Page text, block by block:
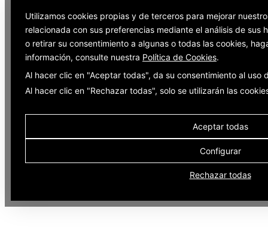
Utilizamos cookies propias y de terceros para mejorar
relacionada con sus preferencias mediante el análisis de sus
o retirar su consentimiento a algunas o todas las cookies,
información, consulte nuestra Política de Cookies.
Al hacer clic en "Aceptar todas", da su consentimiento al uso
Al hacer clic en "Rechazar todas", solo se utilizarán las
Aceptar todas
Configurar
Rechazar todas